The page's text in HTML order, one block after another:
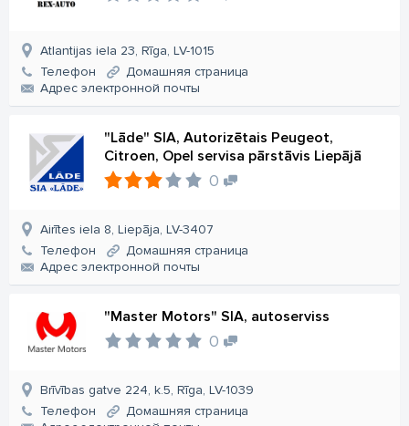
Atlantijas iela 23, Rīga, LV-1015
Телефон
Домашняя страница
Aдрес электронной почты
"Lāde" SIA, Autorizētais Peugeot,
Citroen, Opel servisa pārstāvis Liepājā
0
Airītes iela 8, Liepāja, LV-3407
Телефон
Домашняя страница
Aдрес электронной почты
"Master Motors" SIA, autoserviss
0
Brīvības gatve 224, k.5, Rīga, LV-1039
Телефон
Домашняя страница